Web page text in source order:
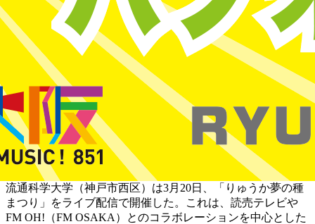
流通科学大学（神戸市西区）は3月20日、「りゅうか夢の種
まつり」をライブ配信で開催した。これは、読売テレビや
FM OH!（FM OSAKA）とのコラボレーションを中心とした